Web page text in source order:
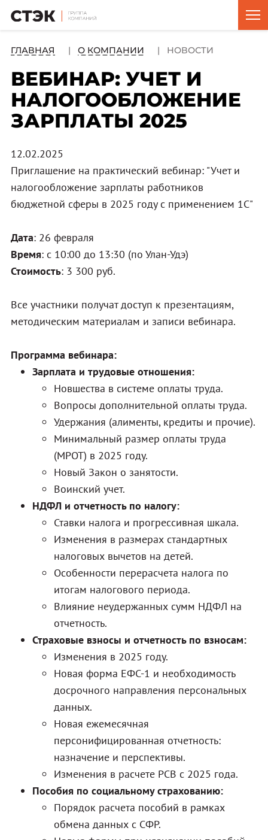
ГЛАВНАЯ О КОМПАНИИ НОВОСТИ
ВЕБИНАР: УЧЕТ И
НАЛОГООБЛОЖЕНИЕ
ЗАРПЛАТЫ 2025
12.02.2025
Приглашение на практический вебинар: "Учет и
налогообложение зарплаты работников
бюджетной сферы в 2025 году с применением 1С"
Дата: 26 февраля
Время: с 10:00 до 13:30 (по Улан-Удэ)
Стоимость: 3 300 руб.
Все участники получат доступ к презентациям,
методическим материалам и записи вебинара.
Программа вебинара:
Зарплата и трудовые отношения:
Новшества в системе оплаты труда.
Вопросы дополнительной оплаты труда.
Удержания (алименты, кредиты и прочие).
Минимальный размер оплаты труда
(МРОТ) в 2025 году.
Новый Закон о занятости.
Воинский учет.
НДФЛ и отчетность по налогу:
Ставки налога и прогрессивная шкала.
Изменения в размерах стандартных
налоговых вычетов на детей.
Особенности перерасчета налога по
итогам налогового периода.
Влияние неудержанных сумм НДФЛ на
отчетность.
Страховые взносы и отчетность по взносам:
Изменения в 2025 году.
Новая форма ЕФС-1 и необходимость
досрочного направления персональных
данных.
Новая ежемесячная
персонифицированная отчетность:
назначение и перспективы.
Изменения в расчете РСВ с 2025 года.
Пособия по социальному страхованию:
Порядок расчета пособий в рамках
обмена данных с СФР.